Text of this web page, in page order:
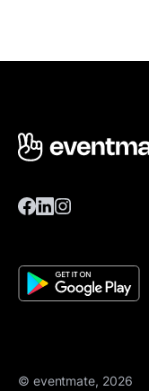
© eventmate, 2026